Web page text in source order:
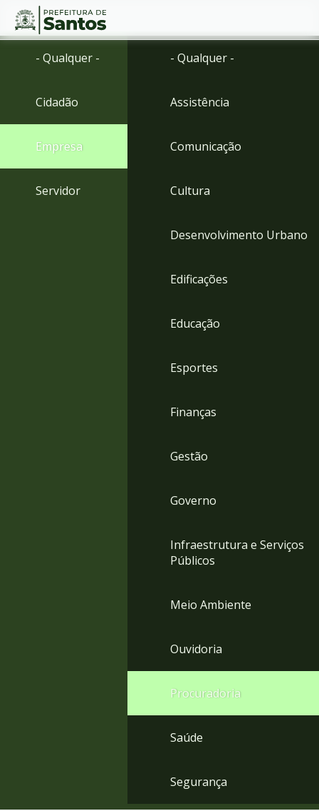
Ir
Ir
menu
Conteúdo
- Qualquer -
Cidadão
Empresa
Servidor
- Qualquer -
Assistência
Comunicação
Cultura
Desenvolvimento Urbano
Edificações
Educação
Esportes
Finanças
Gestão
Governo
Infraestrutura e Serviços
Públicos
Meio Ambiente
Ouvidoria
Procuradoria
Saúde
Segurança